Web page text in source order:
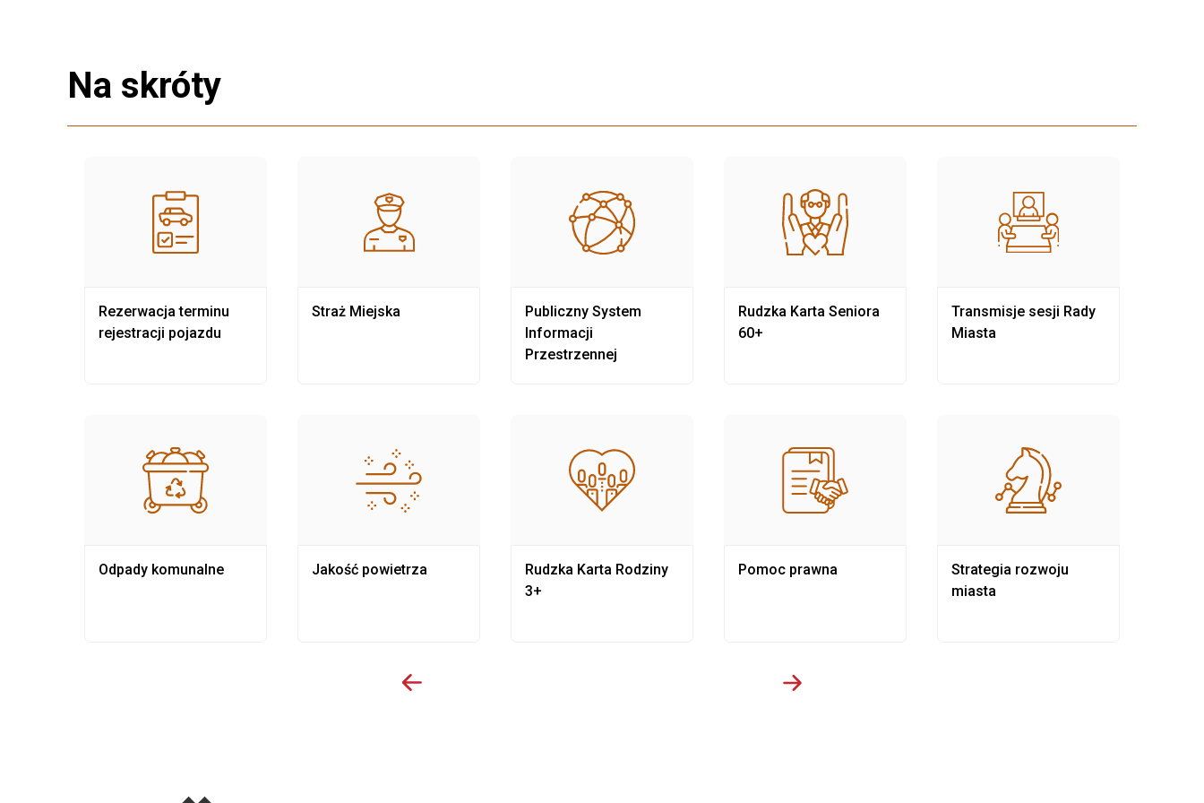
Na skróty
Rezerwacja terminu
rejestracji pojazdu
Odpady komunalne
Straż Miejska
Jakość powietrza
Publiczny System
Informacji
Przestrzennej
Rudzka Karta Rodziny
3+
Rudzka Karta Seniora
60+
Pomoc prawna
Transmisje sesji Rady
Miasta
Strategia rozwoju
miasta